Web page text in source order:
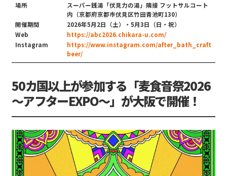
場所
スーパー銭湯「伏見力の湯」隣接 フットサルコート
内（京都府京都市伏見区竹田青池町130）
開催期間
2026年5月2日（土）・5月3日（日・祝）
Web
https://abc2026.chikara-u.com/
Instagram
https://www.instagram.com/after_bath_craft
beer/
50カ国以上が参加する「麦食音祭2026
〜アフターEXPO〜」が大阪で開催！